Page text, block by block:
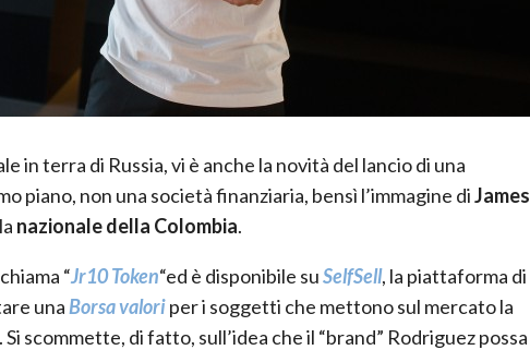
in terra di Russia, vi è anche la novità del lancio di una
piano, non una società finanziaria, bensì l’immagine diJames
nazionale della Colombia.
“Jr10 Token“ed è disponibile suSelfSell, la piattaforma di
unaBorsa valoriper i soggetti che mettono sul mercato la
scommette, di fatto, sull’idea che il “brand” Rodriguez possa